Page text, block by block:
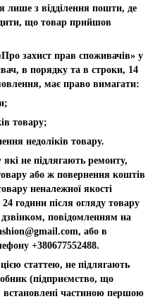
лише з відділення пошти, де
що товар прийшов
захист прав споживачів» у
в порядку та в строки, 14
має право вимагати:
товару;
недоліків товару.
не підлягають ремонту,
або ж повернення коштів
неналежної якості
години після огляду товару
повідомленням на
, або в
+380677552488.
статтею, не підлягають
(підприємство, що
встановлені частиною першою